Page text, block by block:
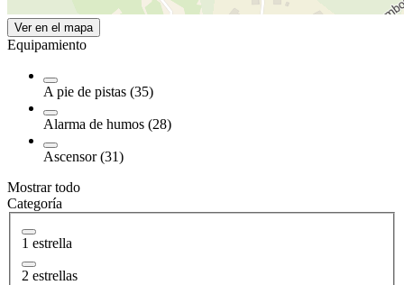
Ver en el mapa
Equipamiento
A pie de pistas (35)
Alarma de humos (28)
Ascensor (31)
Mostrar todo
Categoría
1 estrella
2 estrellas